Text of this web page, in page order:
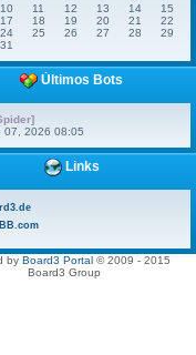
10 11 12 13 14
15
17 18 19 20 21
22
24 25 26 27 28
29
31
Últimos Bots
07, 2026 08:05
Links
by Board3 Portal © 2009 - 2015
Board3 Group